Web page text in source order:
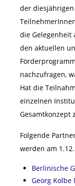
der
die Gelegenheit
den aktuellen
nachzufragen,
Hat die
einzelnen
Gesamtkonzept
Folgende
werden am
Berlinische
Georg Kolbe